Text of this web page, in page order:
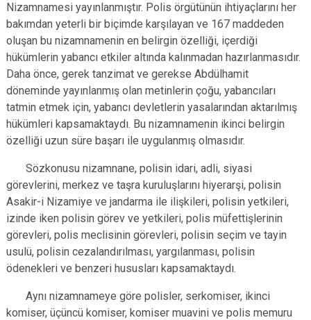
Nizamnamesi yayınlanmıştır. Polis örgütünün ihtiyaçlarını her
bakımdan yeterli bir biçimde karşılayan ve 167 maddeden
oluşan bu nizamnamenin en belirgin özelliği, içerdiği
hükümlerin yabancı etkiler altında kalınmadan hazırlanmasıdır.
Daha önce, gerek tanzimat ve gerekse Abdülhamit
döneminde yayınlanmış olan metinlerin çoğu, yabancıları
tatmin etmek için, yabancı devletlerin yasalarından aktarılmış
hükümleri kapsamaktaydı. Bu nizamnamenin ikinci belirgin
özelliği uzun süre başarı ile uygulanmış olmasıdır.
Sözkonusu nizamnane, polisin idari, adli, siyasi
görevlerini, merkez ve taşra kuruluşlarını hiyerarşi, polisin
Asakir-i Nizamiye ve jandarma ile ilişkileri, polisin yetkileri,
izinde iken polisin görev ve yetkileri, polis müfettişlerinin
görevleri, polis meclisinin görevleri, polisin seçim ve tayin
usulü, polisin cezalandırılması, yargılanması, polisin
ödenekleri ve benzeri hususları kapsamaktaydı.
Aynı nizamnameye göre polisler, serkomiser, ikinci
komiser, üçüncü komiser, komiser muavini ve polis memuru